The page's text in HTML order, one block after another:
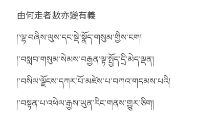
由何走者數亦變有義
།་ལྷ་བཞིས་ལུས་དང་སྡེ་སྣོད་གསུམ་གྱིས་ངག།
།་བསླབ་གསུམ་སེམས་བརྒྱན་ལྟ་སྤྱོད་དྲི་མེད་ལྡན།
།་བསིལ་ལྗོངས་དཀར་པོ་མཛེས་པ་བཀའ་གདམས་པའི།
།་བསྟན་པ་འཕེལ་རྒྱས་ཡུན་རིང་གནས་གྱུར་ཅིག།